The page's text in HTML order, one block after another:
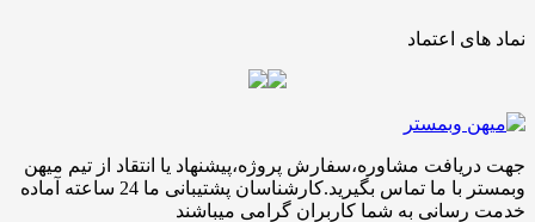
نماد های اعتماد
جهت دریافت مشاوره،سفارش پروژه،پیشنهاد یا انتقاد از تیم میهن
وبمستر با ما تماس بگیرید.کارشناسان پشتیبانی ما 24 ساعته آماده
خدمت رسانی به شما کاربران گرامی میباشند